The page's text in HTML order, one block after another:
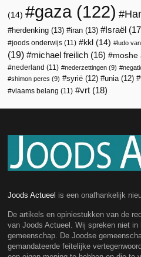
(14) gaza(122)
herdenking (13) iran (13) Israël
joods onderwijs (11) kkl (14) ludo
(19)
michael freilich (16) moshe
nederland (11) nederzettingen (9)
shimon peres (9) syrië (12) unia(12)
vlaams belang (11) vrt (18)
Joods Actueel is een onafhankelijk
De artikels en opiniestukken van de
van Joods Actueel. Wij spreken niet in
gemeenschap. De Joodse
gemandateerde feitelijke